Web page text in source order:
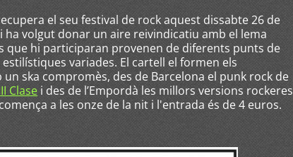
el seu festival de rock aquest dissabte 26 de
ha volgut donar un aire reivindicatiu amb el lema
que hi participaran provenen de diferents punts de
variades. El cartell el formen els
un ska compromès, des de Barcelona el punk rock de
Clase i des de l’Empordà les millors versions rockeres
a les onze de la nit i l'entrada és de 4 euros.